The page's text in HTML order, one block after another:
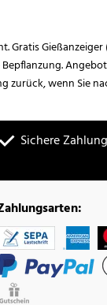
Gratis
zurück, wenn
Sichere